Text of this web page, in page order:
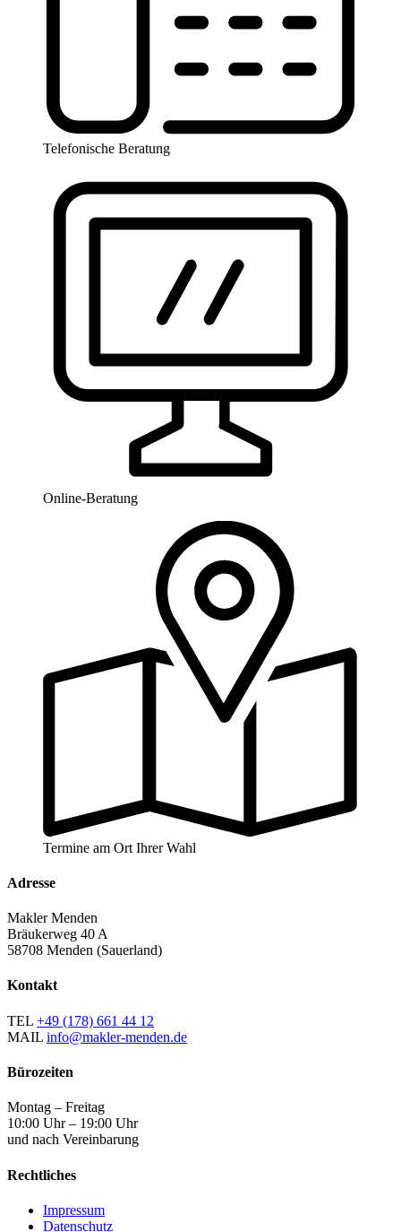
Telefonische Beratung
Online-Beratung
Termine am Ort Ihrer Wahl
Adresse
Makler Menden
Bräukerweg 40 A
58708 Menden (Sauerland)
Kontakt
TEL +49 (178) 661 44 12
MAIL info@makler-menden.de
Bürozeiten
Montag – Freitag
10:00 Uhr – 19:00 Uhr
und nach Vereinbarung
Rechtliches
Impressum
Datenschutz